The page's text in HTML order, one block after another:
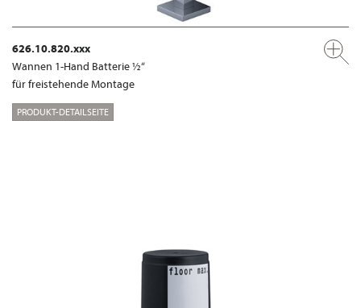
626.10.820.xxx
Wannen 1-Hand Batterie ½“
für freistehende Montage
PRODUKT-DETAILSEITE